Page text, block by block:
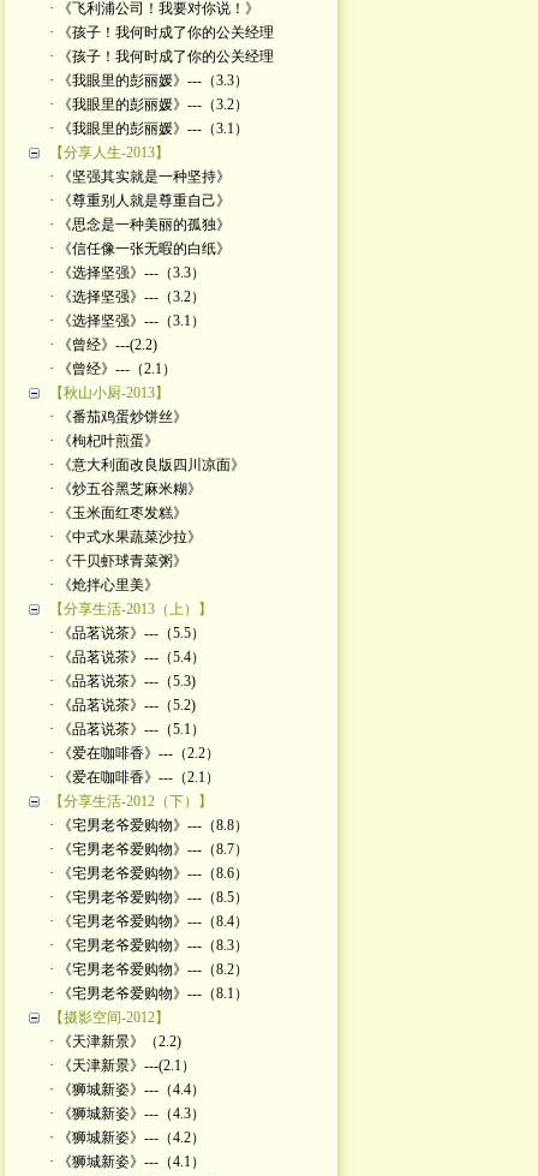
· 《飞利浦公司！我要对你说！》
· 《孩子！我何时成了你的公关经理
· 《孩子！我何时成了你的公关经理
· 《我眼里的彭丽媛》---（3.3）
· 《我眼里的彭丽媛》---（3.2）
· 《我眼里的彭丽媛》---（3.1）
【分享人生-2013】
· 《坚强其实就是一种坚持》
· 《尊重别人就是尊重自己》
· 《思念是一种美丽的孤独》
· 《信任像一张无暇的白纸》
· 《选择坚强》---（3.3）
· 《选择坚强》---（3.2）
· 《选择坚强》---（3.1）
· 《曾经》---(2.2)
· 《曾经》---（2.1）
【秋山小厨-2013】
· 《番茄鸡蛋炒饼丝》
· 《枸杞叶煎蛋》
· 《意大利面改良版四川凉面》
· 《炒五谷黑芝麻米糊》
· 《玉米面红枣发糕》
· 《中式水果蔬菜沙拉》
· 《干贝虾球青菜粥》
· 《炝拌心里美》
【分享生活-2013（上）】
· 《品茗说茶》---（5.5）
· 《品茗说茶》---（5.4）
· 《品茗说茶》---（5.3)
· 《品茗说茶》---（5.2)
· 《品茗说茶》---（5.1）
· 《爱在咖啡香》---（2.2）
· 《爱在咖啡香》---（2.1）
【分享生活-2012（下）】
· 《宅男老爷爱购物》---（8.8）
· 《宅男老爷爱购物》---（8.7）
· 《宅男老爷爱购物》---（8.6）
· 《宅男老爷爱购物》---（8.5）
· 《宅男老爷爱购物》---（8.4）
· 《宅男老爷爱购物》---（8.3）
· 《宅男老爷爱购物》---（8.2）
· 《宅男老爷爱购物》---（8.1）
【摄影空间-2012】
· 《天津新景》（2.2)
· 《天津新景》---(2.1）
· 《狮城新姿》---（4.4）
· 《狮城新姿》---（4.3）
· 《狮城新姿》---（4.2）
· 《狮城新姿》---（4.1）